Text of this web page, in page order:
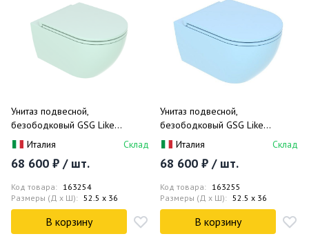
низкие цены вас приятно удивят. С нами ваш ремонт пройдет
легко и в сроки. Звоните, заказывайте и экономьте.
Унитаз подвесной,
безободковый GSG Like
LKWCSO024 52.5x36
Италия Склад
68 600 ₽ / шт.
Код товара: 163254
Размеры (Д x Ш): 52.5 x 36
В корзину
Унитаз подвесной,
безободковый GSG Like
LKWCSO023 52.5x36 (голубой
Италия Склад
68 600 ₽ / шт.
Код товара: 163255
Размеры (Д x Ш): 52.5 x 36
В корзину